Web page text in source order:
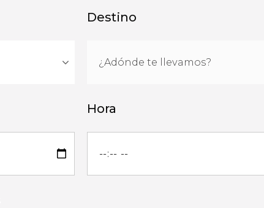
Destino
Hora